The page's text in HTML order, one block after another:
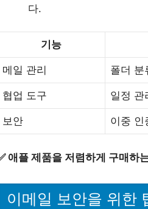
다.
기능
메일 관리 폴더 분
협업 도구 일정 관
보안 이중 인
애플 제품을 저렴하게 구매하
이메일 보안을 위한